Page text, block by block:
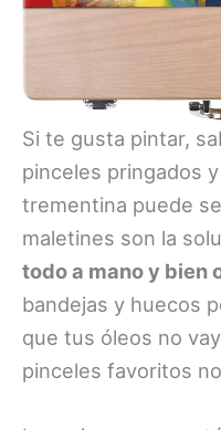
Si te gusta pintar,
pinceles pringados
trementina puede
maletines son la
todo a mano y bien
bandejas y huecos
que tus óleos no
pinceles favoritos